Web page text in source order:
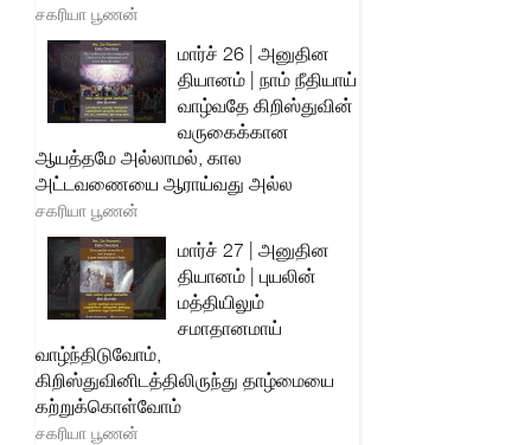
சகரியா பூணன்
மார்ச் 26 | அனுதின
தியானம் | நாம் நீதியாய்
வாழ்வதே கிறிஸ்துவின்
வருகைக்கான
ஆயத்தமே அல்லாமல், கால
அட்டவணையை ஆராய்வது அல்ல
சகரியா பூணன்
மார்ச் 27 | அனுதின
தியானம் | புயலின்
மத்தியிலும்
சமாதானமாய்
வாழ்ந்திடுவோம்,
கிறிஸ்துவினிடத்திலிருந்து தாழ்மையை
கற்றுக்கொள்வோம்
சகரியா பூணன்